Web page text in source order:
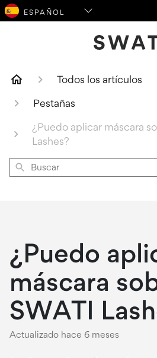
Todos los artículos
Pestañas
¿Puedo aplicar máscara
Lashes?
Buscar
¿Puedo
máscara
SWATI
Actualizado hace 6 meses